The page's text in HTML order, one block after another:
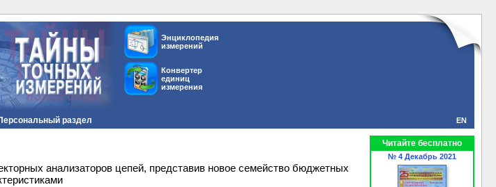
Энциклопедия
измерений
Конвертер
единиц
измерения
раздел EN
анализаторов цепей, представив новое семейство бюджетных
Читайте бесплатно
№ 4 Декабрь 2021